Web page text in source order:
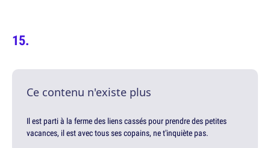
Ce contenu n'existe plus
Il est parti à la ferme des liens cassés pour prendre des petites
vacances, il est avec tous ses copains, ne t'inquiète pas.